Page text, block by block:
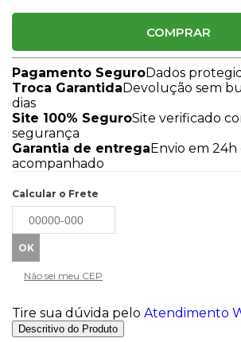
COMPRAR
Pagamento SeguroDados
Troca GarantidaDevolução sem
dias
Site 100% SeguroSite verificado
segurança
Garantia de entregaEnvio em 24h
acompanhado
Calcular o Frete
Não sei meu CEP
Tire sua dúvida pelo Atendimento
Descritivo do Produto